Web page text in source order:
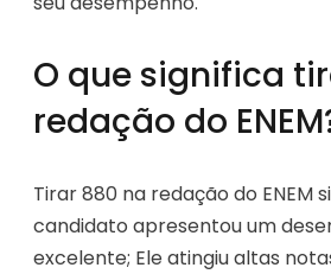
O que significa
redação do
Tirar 880 na redação do ENEM
candidato apresentou um
excelente; Ele atingiu altas